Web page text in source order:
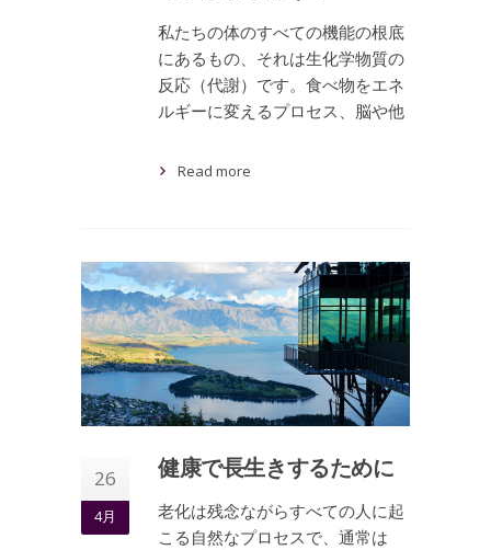
私たちの体のすべての機能の根底
にあるもの、それは生化学物質の
反応（代謝）です。食べ物をエネ
ルギーに変えるプロセス、脳や他
Read more
26
4月
健康で長生きするために
老化は残念ながらすべての人に起
こる自然なプロセスで、通常は